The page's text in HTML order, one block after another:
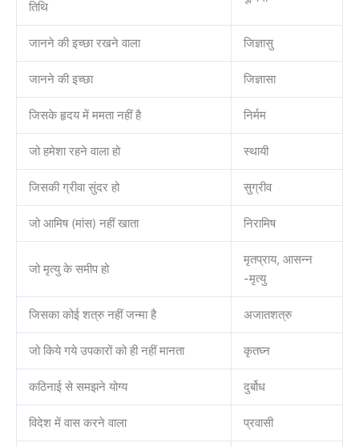
तिथि
जानने की इच्छा रखने वाला जिज्ञासु
जानने की इच्छा जिज्ञासा
जिसके हृदय में ममता नहीं है निर्मम
जो हमेशा रहने वाला हो स्थायी
जिसकी ग्रीवा सुंदर हो सुग्रीव
जो आमिष (मांस) नहीं खाता निरामिष
जो मृत्यु के समीप हो
मृतप्राय, आसन्न
-मृत्यु
जिसका कोई शत्रु नहीं जन्मा है अजातशत्रु
जो किये गये उपकारों को ही नहीं मानता कृतघ्न
कठिनाई से समझने योग्य दुर्बोध
विदेश में वास करने वाला प्रवासी